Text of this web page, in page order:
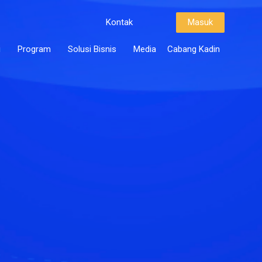
Kontak Masuk
Program Solusi Bisnis Media Cabang Kadin